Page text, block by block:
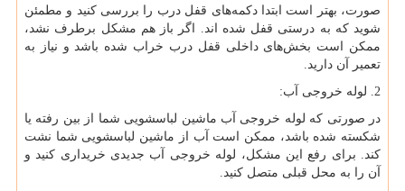
صورت، بهتر است ابتدا دکمه‌های قفل درب را بررسی کنید و مطمئن
شوید که به درستی قفل شده اند. اگر باز هم مشکل برطرف نشد،
ممکن است بخش‌های داخلی قفل درب خراب شده باشد و نیاز به
تعمیر آن دارید.
2. لوله خروجی آب:
در صورتی که لوله خروجی آب ماشین لباسشویی شما از بین رفته یا
شکسته شده باشد، ممکن است آب از ماشین لباسشویی شما نشت
کند. برای رفع این مشکل، لوله خروجی آب جدیدی خریداری کنید و
آن را به محل قبلی متصل کنید.